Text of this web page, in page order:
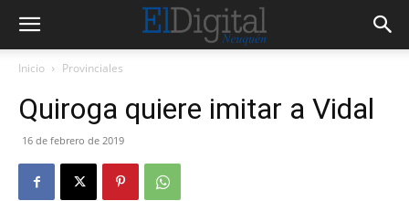
Inicio Provinciales
Quiroga quiere imitar a Vidal
16 de febrero de 2019